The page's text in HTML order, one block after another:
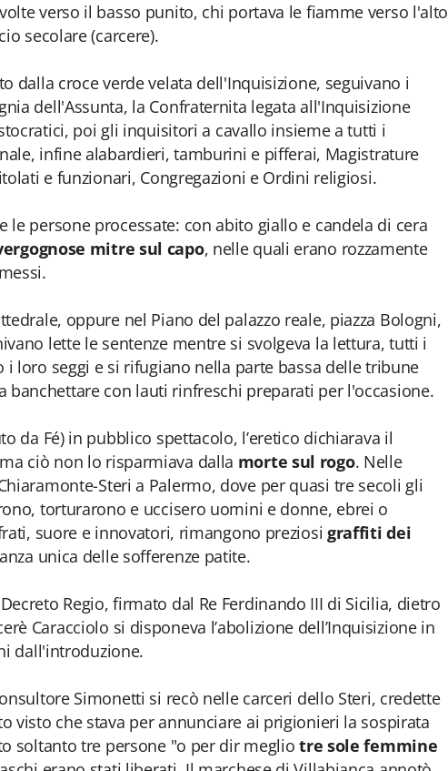
verso il basso punito, chi portava le fiamme verso l'alto
secolare (carcere).
dalla croce verde velata dell'Inquisizione, seguivano i
dell'Assunta, la Confraternita legata all'Inquisizione
poi gli inquisitori a cavallo insieme a tutti i
infine alabardieri, tamburini e pifferai, Magistrature
e funzionari, Congregazioni e Ordini religiosi.
le persone processate: con abito giallo e candela di cera
mitre sul capo, nelle quali erano rozzamente
oppure nel Piano del palazzo reale, piazza Bologni,
lette le sentenze mentre si svolgeva la lettura, tutti i
i loro seggi e si rifugiano nella parte bassa delle tribune
banchettare con lauti rinfreschi preparati per l'occasione.
da Fé) in pubblico spettacolo, l’eretico dichiarava il
ciò non lo risparmiava dalla morte sul rogo. Nelle
Steri a Palermo, dove per quasi tre secoli gli
torturarono e uccisero uomini e donne, ebrei o
suore e innovatori, rimangono preziosi graffiti dei
unica delle sofferenze patite.
Regio, firmato dal Re Ferdinando III di Sicilia, dietro
Caracciolo si disponeva l’abolizione dell’Inquisizione in
dall'introduzione.
Simonetti si recò nelle carceri dello Steri, credette
visto che stava per annunciare ai prigionieri la sospirata
soltanto tre persone "o per dir megliotre sole femmine